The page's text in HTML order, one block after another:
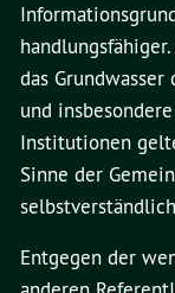
das
und
Institutionen
Sinne der
Entgegen der